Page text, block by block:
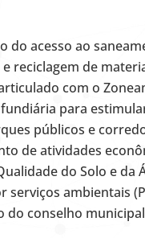
do acesso ao
reciclagem de
com o
para
públicos e
de atividades
do Solo e da
serviços ambientais
do conselho